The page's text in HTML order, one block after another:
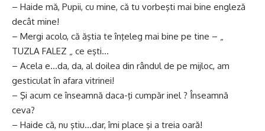
– Haide mă, Pupii, cu mine, că tu vorbeşti mai bine engleză
decât mine!
– Mergi acolo, că ăştia te înţeleg mai bine pe tine – „
TUZLA FALEZ „ ce eşti…
– Acela e…da, da, al doilea din rândul de pe mijloc, am
gesticulat în afara vitrinei!
– Şi acum ce înseamnă daca-ţi cumpăr inel ? Înseamnă
ceva?
– Haide că, nu ştiu…dar, îmi place şi a treia oară!